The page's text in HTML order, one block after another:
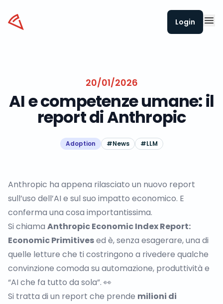
Datapizza Login
20/01/2026
AI e competenze umane: il
report di Anthropic
Adoption #News #LLM
Anthropic ha appena rilasciato un nuovo report
sull’uso dell’AI e sul suo impatto economico. E
conferma una cosa importantissima.
Si chiama Anthropic Economic Index Report:
Economic Primitivesed è, senza esagerare, una di
quelle letture che ti costringono a rivedere qualche
convinzione comoda su automazione, produttività e
“AI che fa tutto da sola”. 👀
Si tratta di un report che prende milioni di